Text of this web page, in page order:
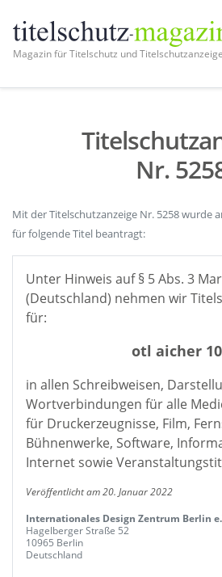
Magazin für Titelschutz und
Nr.
Mit der Titelschutzanzeige Nr. 5258 wurde
für folgende Titel beantragt:
Unter Hinweis auf § 5 Abs. 3
(Deutschland) nehmen wir
für:
otl aicher
in allen Schreibweisen,
Wortverbindungen für alle
für Druckerzeugnisse, Film,
Bühnenwerke, Software,
Internet sowie
Veröffentlicht am 20. Januar 2022
Internationales Design Zentrum Berlin
Hagelberger Straße 52
10965 Berlin
Deutschland